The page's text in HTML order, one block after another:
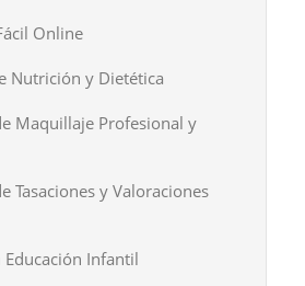
Online
Nutrición y Dietética
Maquillaje Profesional y
Tasaciones y Valoraciones
Educación Infantil